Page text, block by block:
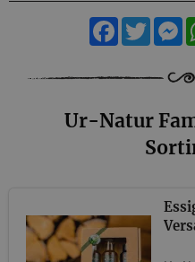
Facebook
Ur-Natur